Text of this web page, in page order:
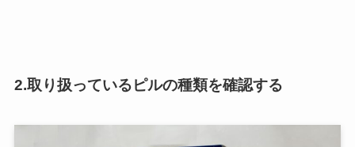
2.取り扱っているピルの種類を確認する